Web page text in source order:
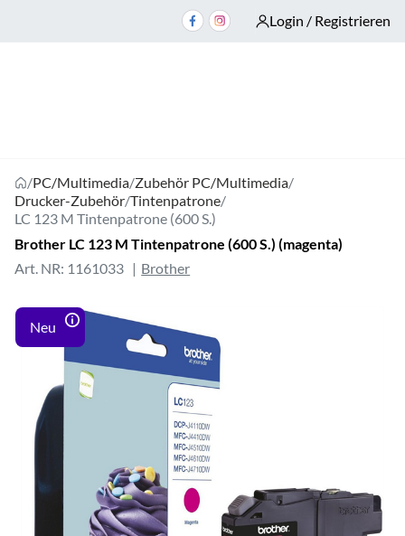
Login / Registrieren
/PC/Multimedia/Zubehör PC/Multimedia/
Drucker-Zubehör/Tintenpatrone/
LC 123 M Tintenpatrone (600 S.)
Brother LC 123 M Tintenpatrone (600 S.) (magenta)
Art. NR: 1161033
Brother
Neu